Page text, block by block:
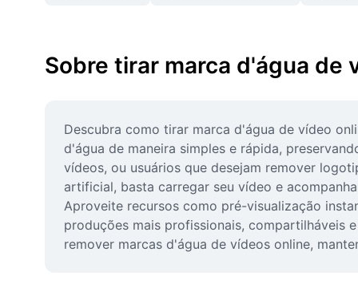
Sobre tirar marca d'água de
Descubra como tirar marca d'água de vídeo
d'água de maneira simples e rápida,
vídeos, ou usuários que desejam remover
artificial, basta carregar seu vídeo e
Aproveite recursos como pré-visualização
produções mais profissionais, compartilháveis
remover marcas d'água de vídeos online,